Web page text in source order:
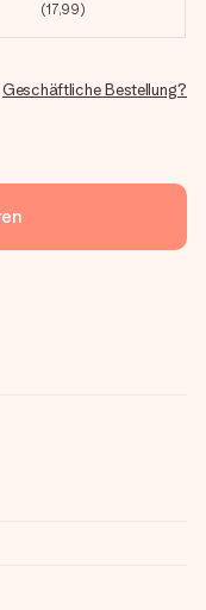
(17,99)
Geschäftliche Bestellung?